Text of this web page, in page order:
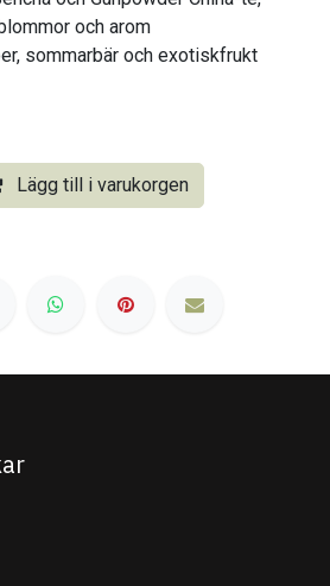
och arom
sommarbär och exotiskfrukt
Lägg till i varukorgen